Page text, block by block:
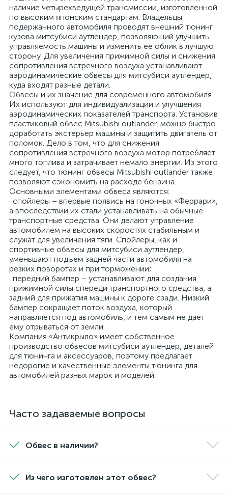
наличие четырехведущей трансмиссии, изготовленной
по высоким японским стандартам. Владельцы
подержанного автомобиля проводят внешний тюнинг
кузова митсубиси аутлендер, позволяющий улучшить
управляемость машины и изменить ее облик в лучшую
сторону. Для увеличения прижимной силы и снижения
сопротивления встречного воздуха устанавливают
аэродинамические обвесы для митсубиси аутлендер,
куда входят разные детали.
Обвесы и их значение для современного автомобиля
Их используют для индивидуализации и улучшения
аэродинамических показателей транспорта. Установив
пластиковый обвес Mitsubishi outlander, можно быстро
доработать экстерьер машины и защитить двигатель от
поломок. Дело в том, что для снижения
сопротивления встречного воздуха мотор потребляет
много топлива и затрачивает немало энергии. Из этого
следует, что тюнинг обвесы Mitsubishi outlander также
позволяют сэкономить на расходе бензина.
Основными элементами обвеса являются:
· спойлеры – впервые появись на гоночных «Феррари»,
а впоследствии их стали устанавливать на обычные
транспортные средства. Они делают управление
автомобилем на высоких скоростях стабильным и
служат для увеличения тяги. Спойлеры, как и
спортивные обвесы для митсубиси аутлендер,
уменьшают подъем задней части автомобиля на
резких поворотах и при торможении;
· передний бампер – устанавливают для создания
прижимной силы спереди транспортного средства, а
задний для прижатия машины к дороге сзади. Низкий
бампер сокращает поток воздуха, который
направляется под автомобиль, и тем самым не дает
ему отрываться от земли.
Компания «Антикрыло» имеет собственное
производство обвесов митсубиси аутлендер, деталей
для тюнинга и аксессуаров, поэтому предлагает
недорогие и качественные элементы тюнинга для
автомобилей разных марок и моделей.
Часто задаваемые вопросы
Обвес в наличии?
Из чего изготовлен этот обвес?